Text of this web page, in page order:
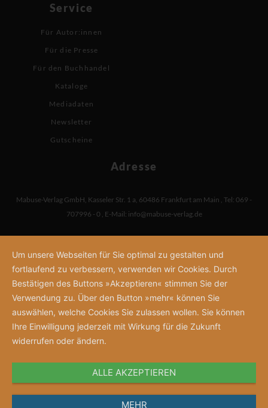
Service
Für Autor:innen
Für die Presse
Für den Buchhandel
Kataloge
Mediadaten
Newsletter
Gutscheine
Adresse
Mabuse-Verlag GmbH, Kasseler Str. 1 a, 60486 Frankfurt am Main , Tel: 069 -
707996 - 0 , E-Mail: info@mabuse-verlag.de
Um unsere Webseiten für Sie optimal zu gestalten und
fortlaufend zu verbessern, verwenden wir Cookies. Durch
Bestätigen des Buttons »Akzeptieren« stimmen Sie der
Verwendung zu. Über den Button »mehr« können Sie
auswählen, welche Cookies Sie zulassen wollen. Sie können
Ihre Einwilligung jederzeit mit Wirkung für die Zukunft
widerrufen oder ändern.
ALLE AKZEPTIEREN
MEHR